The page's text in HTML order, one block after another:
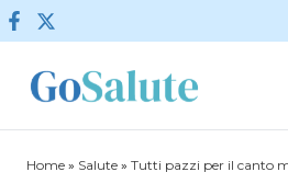
Vai al contenuto
Home » Salute » Tutti pazzi per il canto